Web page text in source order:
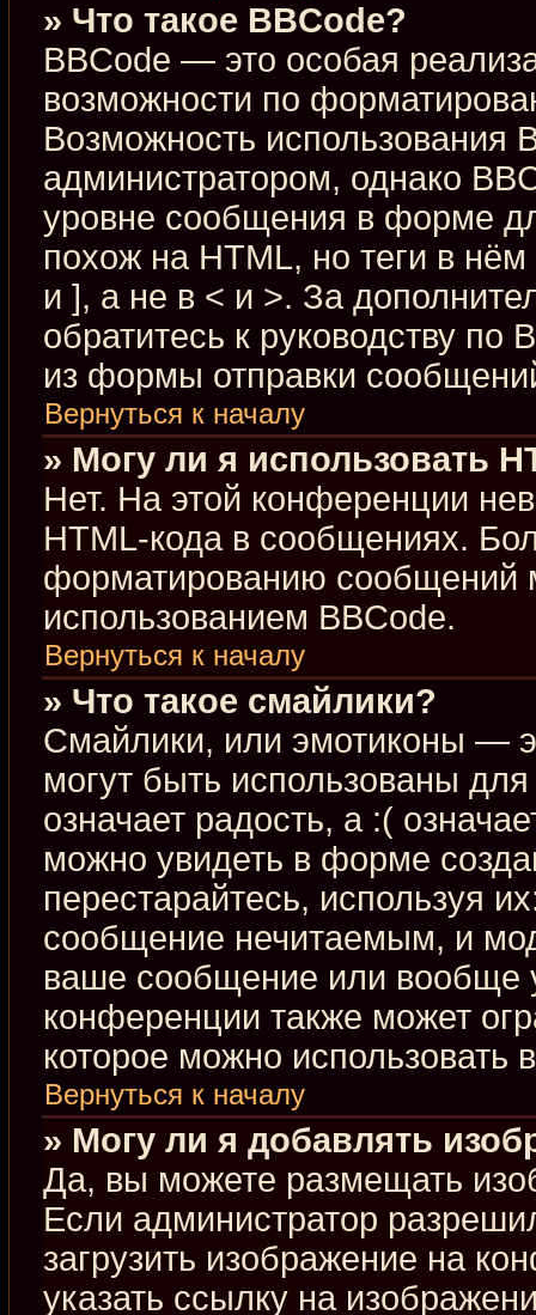
» Что такое BBCode?
BBCode — это особая
возможности по
Возможность использования
администратором, однако
уровне сообщения в форме
похож на HTML, но теги в
и ], а не в < и >. За
обратитесь к руководству по
из формы отправки
Вернуться к началу
» Могу ли я использовать
Нет. На этой конференции
HTML-кода в сообщениях.
форматированию сообщений
использованием BBCode.
Вернуться к началу
» Что такое смайлики?
Смайлики, или эмотиконы —
могут быть использованы
означает радость, а :(
можно увидеть в форме
перестарайтесь, используя
сообщение нечитаемым, и
ваше сообщение или вообще
конференции также может
которое можно использовать
Вернуться к началу
» Могу ли я добавлять
Да, вы можете размещать
Если администратор
загрузить изображение на
указать ссылку на